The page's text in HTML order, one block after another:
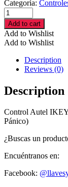
Categoría:
Control
Autel
IKEYTY8A3AL
Toyota
3
Botones
(Abrir,
y
Pánico)
Add to cart
Add to Wishlist
Add to Wishlist
Description
Reviews (0)
Description
Control Autel
Pánico)
¿Buscas un
Encuéntranos en:
Facebook: